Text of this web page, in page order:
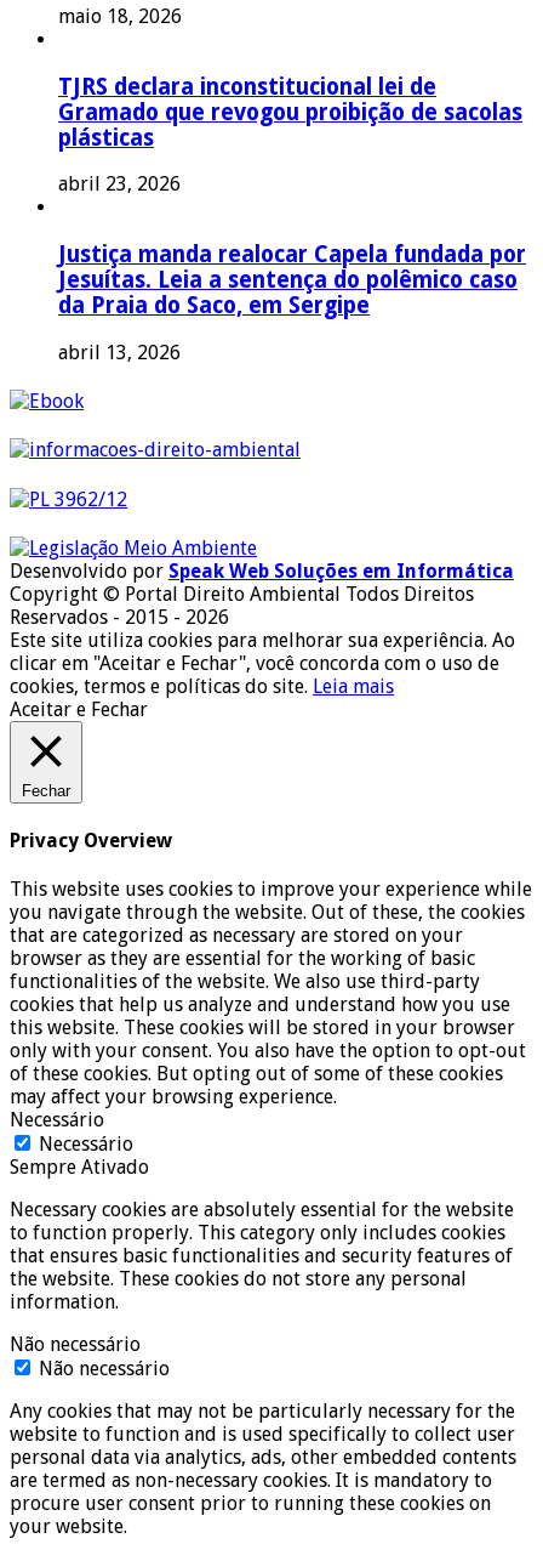
maio 18, 2026
TJRS declara inconstitucional lei de
Gramado que revogou proibição de sacolas
plásticas
abril 23, 2026
Justiça manda realocar Capela fundada por
Jesuítas. Leia a sentença do polêmico caso
da Praia do Saco, em Sergipe
abril 13, 2026
Desenvolvido por Speak Web Soluções em Informática
Copyright © Portal Direito Ambiental Todos Direitos
Reservados - 2015 - 2026
Este site utiliza cookies para melhorar sua experiência. Ao
clicar em "Aceitar e Fechar", você concorda com o uso de
cookies, termos e políticas do site. Leia mais
Aceitar e Fechar
Fechar
Privacy Overview
This website uses cookies to improve your experience while
you navigate through the website. Out of these, the cookies
that are categorized as necessary are stored on your
browser as they are essential for the working of basic
functionalities of the website. We also use third-party
cookies that help us analyze and understand how you use
this website. These cookies will be stored in your browser
only with your consent. You also have the option to opt-out
of these cookies. But opting out of some of these cookies
may affect your browsing experience.
Necessário
Necessário
Sempre Ativado
Necessary cookies are absolutely essential for the website
to function properly. This category only includes cookies
that ensures basic functionalities and security features of
the website. These cookies do not store any personal
information.
Não necessário
Não necessário
Any cookies that may not be particularly necessary for the
website to function and is used specifically to collect user
personal data via analytics, ads, other embedded contents
are termed as non-necessary cookies. It is mandatory to
procure user consent prior to running these cookies on
your website.